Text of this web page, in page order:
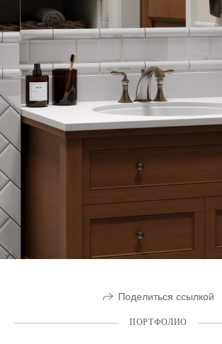
Поделиться ссылкой
ПОРТФОЛИО